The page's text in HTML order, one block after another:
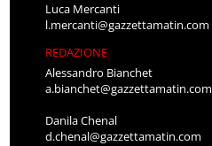
Luca Mercanti
l.mercanti@gazzettamatin.com
REDAZIONE
Alessandro Bianchet
a.bianchet@gazzettamatin.com
Danila Chenal
d.chenal@gazzettamatin.com